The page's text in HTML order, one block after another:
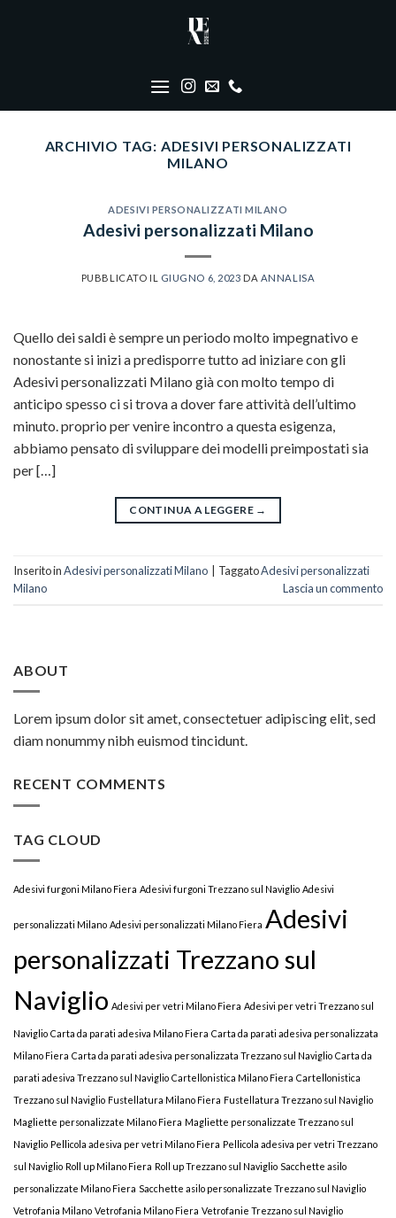
ARCHIVIO TAG: ADESIVI PERSONALIZZATI
MILANO
ADESIVI PERSONALIZZATI MILANO
Adesivi personalizzati Milano
PUBBLICATO IL GIUGNO 6, 2023 DA ANNALISA
Quello dei saldi è sempre un periodo molto impegnativo e
nonostante si inizi a predisporre tutto ad iniziare con gli
Adesivi personalizzati Milano già con molto tempo di
anticipo spesso ci si trova a dover fare attività dell’ultimo
minuto. proprio per venire incontro a questa esigenza,
abbiamo pensato di sviluppare dei modelli preimpostati sia
per […]
CONTINUA A LEGGERE →
Inserito inAdesivi personalizzati Milano TaggatoAdesivi personalizzati
Milano
Lascia un commento
ABOUT
Lorem ipsum dolor sit amet, consectetuer adipiscing elit, sed
diam nonummy nibh euismod tincidunt.
RECENT COMMENTS
TAG CLOUD
Adesivi furgoni Milano Fiera Adesivi furgoni Trezzano sul Naviglio Adesivi
personalizzati Milano Adesivi personalizzati Milano Fiera Adesivi
personalizzati Trezzano sul
Naviglio Adesivi per vetri Milano Fiera Adesivi per vetri Trezzano sul
Naviglio Carta da parati adesiva Milano Fiera Carta da parati adesiva personalizzata
Milano Fiera Carta da parati adesiva personalizzata Trezzano sul Naviglio Carta da
parati adesiva Trezzano sul Naviglio Cartellonistica Milano Fiera Cartellonistica
Trezzano sul Naviglio Fustellatura Milano Fiera Fustellatura Trezzano sul Naviglio
Magliette personalizzate Milano Fiera Magliette personalizzate Trezzano sul
Naviglio Pellicola adesiva per vetri Milano Fiera Pellicola adesiva per vetri Trezzano
sul Naviglio Roll up Milano Fiera Roll up Trezzano sul Naviglio Sacchette asilo
personalizzate Milano Fiera Sacchette asilo personalizzate Trezzano sul Naviglio
Vetrofania Milano Vetrofania Milano Fiera Vetrofanie Trezzano sul Naviglio